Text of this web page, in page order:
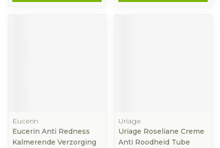
Eucerin
Eucerin Anti Redness
Kalmerende Verzorging
Uriage
Uriage Roseliane Creme
Anti Roodheid Tube